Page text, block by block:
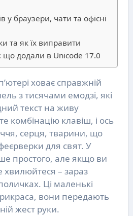
у браузери, чати та офісні
та як їх виправити
що додали в Unicode 17.0
з тисячами емодзі, які
текст на живу
комбінацію клавіш, і ось
серця, тварини, що
для свят. У
простого, але якщо ви
– зараз
Ці маленькі
вони передають
жест руки.